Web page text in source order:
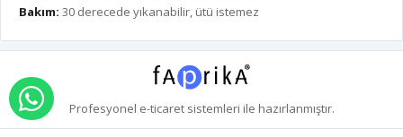
Bakım: 30 derecede yıkanabilir, ütü istemez
Profesyonel e-ticaretsistemleri ile hazırlanmıştır.